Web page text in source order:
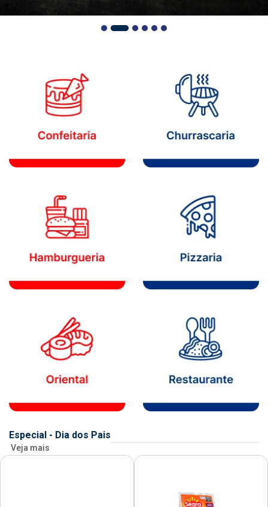
Especial - Dia dos Pais
Veja mais